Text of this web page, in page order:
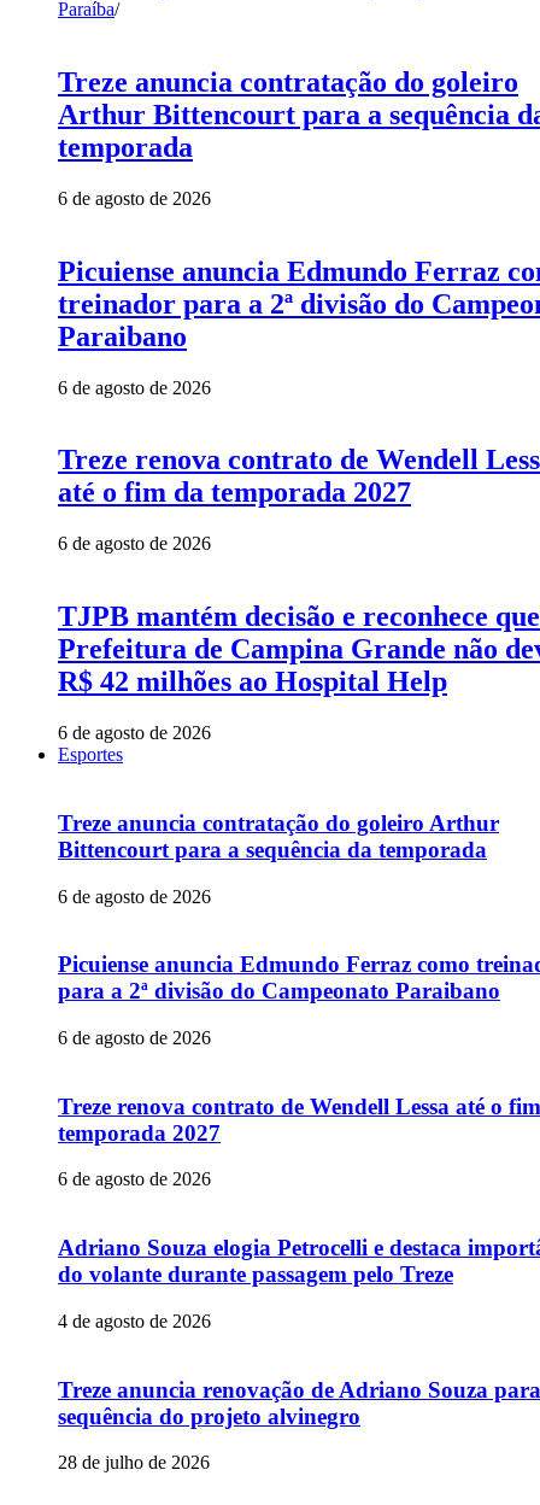
Paraíba/
Treze anuncia contratação do goleiro
Arthur Bittencourt para a sequência
temporada
6 de agosto de 2026
Picuiense anuncia Edmundo Ferraz
treinador para a 2ª divisão do
Paraibano
6 de agosto de 2026
Treze renova contrato de Wendell
até o fim da temporada 2027
6 de agosto de 2026
TJPB mantém decisão e reconhece que
Prefeitura de Campina Grande não
R$ 42 milhões ao Hospital Help
6 de agosto de 2026
Esportes
Treze anuncia contratação do goleiro Arthur
Bittencourt para a sequência da temporada
6 de agosto de 2026
Picuiense anuncia Edmundo Ferraz como
para a 2ª divisão do Campeonato Paraibano
6 de agosto de 2026
Treze renova contrato de Wendell Lessa até o
temporada 2027
6 de agosto de 2026
Adriano Souza elogia Petrocelli e destaca
do volante durante passagem pelo Treze
4 de agosto de 2026
Treze anuncia renovação de Adriano Souza para
sequência do projeto alvinegro
28 de julho de 2026